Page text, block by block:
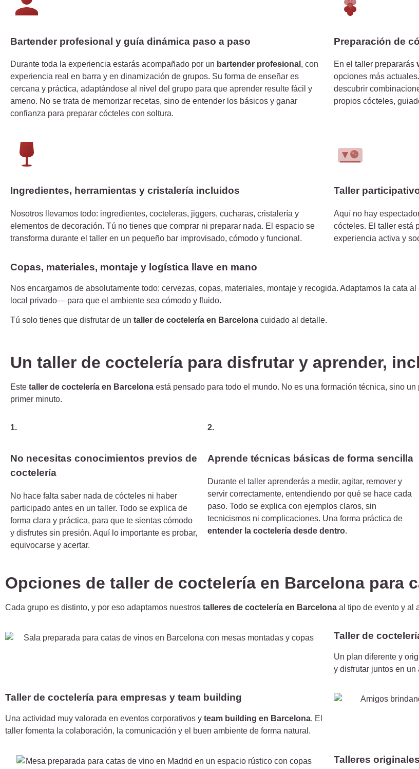
Bartender profesional y guía dinámica paso a paso
Durante toda la experiencia estarás acompañado por un bartender profesional , con
experiencia real en barra y en dinamización de grupos. Su forma de enseñar es
cercana y práctica, adaptándose al nivel del grupo para que aprender resulte fácil y
ameno. No se trata de memorizar recetas, sino de entender los básicos y ganar
confianza para preparar cócteles con soltura.
Preparación de
En el taller prepararás
opciones más
descubrir
propios cócteles,
Ingredientes, herramientas y cristalería incluidos
Nosotros llevamos todo: ingredientes, cocteleras, jiggers, cucharas, cristalería y
elementos de decoración. Tú no tienes que comprar ni preparar nada. El espacio se
transforma durante el taller en un pequeño bar improvisado, cómodo y funcional.
Taller
Aquí no hay
cócteles. El taller está
experiencia activa y
Copas, materiales, montaje y logística llave en mano
Nos encargamos de absolutamente todo: cervezas, copas, materiales, montaje y recogida. Adaptamos la cata
local privado— para que el ambiente sea cómodo y fluido.
Tú solo tienes que disfrutar de un taller de coctelería en Barcelona cuidado al detalle.
Un taller de coctelería para disfrutar y aprender,
Este taller de coctelería en Barcelona está pensado para todo el mundo. No es una formación técnica, sino
primer minuto.
1.
No necesitas conocimientos previos de
coctelería
No hace falta saber nada de cócteles ni haber
participado antes en un taller. Todo se explica de
forma clara y práctica, para que te sientas cómodo
y disfrutes sin presión. Aquí lo importante es probar,
equivocarse y acertar.
2.
Aprende técnicas básicas de forma sencilla
Durante el taller aprenderás a medir, agitar, remover y
servir correctamente, entendiendo por qué se hace cada
paso. Todo se explica con ejemplos claros, sin
tecnicismos ni complicaciones. Una forma práctica de
entender la coctelería desde dentro.
Opciones de taller de coctelería en Barcelona para
Cada grupo es distinto, y por eso adaptamos nuestros talleres de coctelería en Barcelona al tipo de evento y al
Taller de
Un plan diferente y
y disfrutar juntos en
Taller de coctelería para empresas y team building
Una actividad muy valorada en eventos corporativos y team building en Barcelona. El
taller fomenta la colaboración, la comunicación y el buen ambiente de forma natural.
Talleres